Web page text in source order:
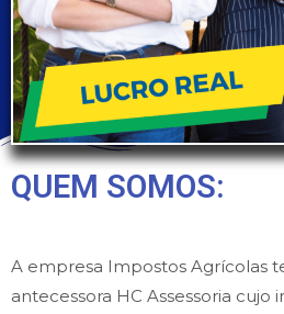
QUEM SOMOS:
A empresa Impostos Agrícolas
antecessora HC Assessoria cujo